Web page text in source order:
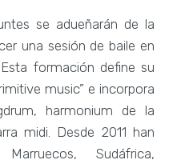
se adueñarán de la
una sesión de baile en
formación define su
music” e incorpora
harmonium de la
midi. Desde 2011 han
Sudáfrica,